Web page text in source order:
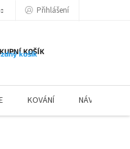
Přihlášení
KOŠÍK
košík
KOVÁNÍ NÁVODY